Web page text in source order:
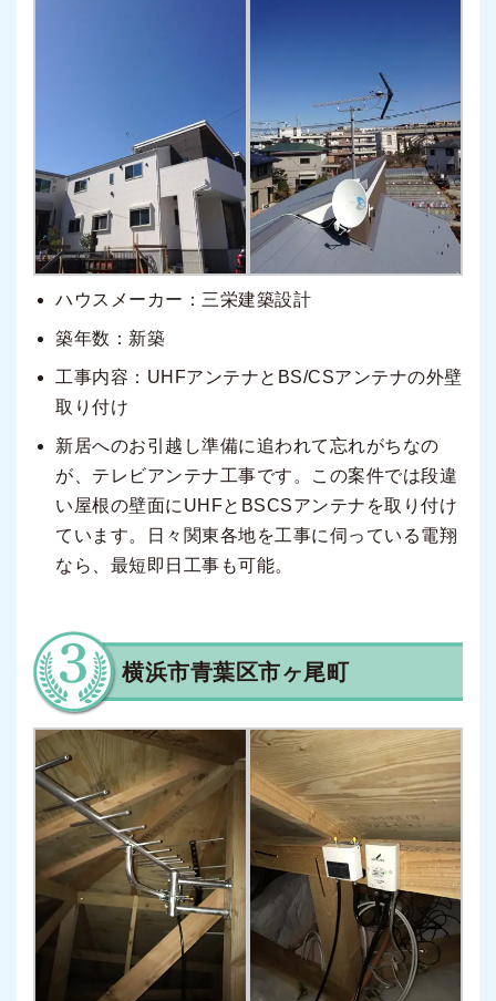
ハウスメーカー：三栄建築設計
築年数：新築
工事内容：UHFアンテナとBS/CSアンテナの外壁
取り付け
新居へのお引越し準備に追われて忘れがちなの
が、テレビアンテナ工事です。この案件では段違
い屋根の壁面にUHFとBSCSアンテナを取り付け
ています。日々関東各地を工事に伺っている電翔
なら、最短即日工事も可能。
横浜市青葉区市ヶ尾町